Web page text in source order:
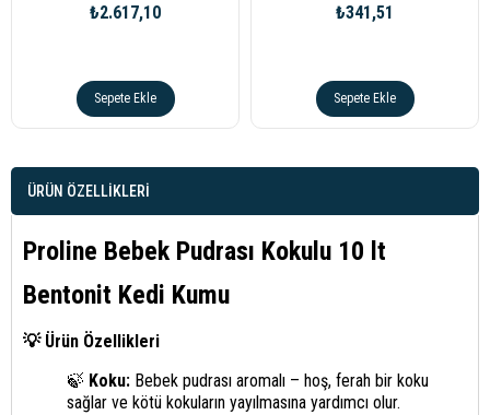
₺2.617,10
Sepete Ekle
₺341,51
Sepete Ekle
ÜRÜN ÖZELLIKLERI
Proline Bebek Pudrası Kokulu 10 lt
Bentonit Kedi Kumu
💡 Ürün Özellikleri
🍃 Koku: Bebek pudrası aromalı – hoş, ferah bir koku
sağlar ve kötü kokuların yayılmasına yardımcı olur.